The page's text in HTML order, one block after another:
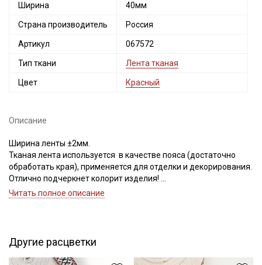
Ширина 40мм
Страна производитель Россия
Артикул 067572
Тип ткани Лента тканая
Цвет Красный
Описание
Ширина ленты ±2мм.
Тканая лента используется в качестве пояса (достаточно
обработать края), применяется для отделки и декорирования.
Отлично подчеркнет колорит изделия!
Цветопередача может отличаться от оригинального цвета в
Читать полное описание
Другие расцветки
Мы публикуем здесь дополнительные